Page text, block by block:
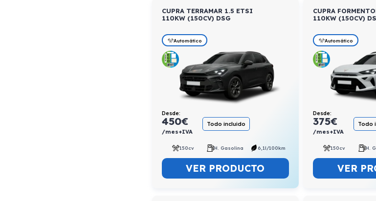
CUPRA TERRAMAR 1.5 ETSI
110KW (150CV) DSG
Automático
Desde:
450€
/mes+IVA
Todo incluido
150cv H. Gasolina 6,1l/100km
VER PRODUCTO
CUPRA
110KW (150CV)
Automático
Desde:
375€
/mes+IVA
Todo
150cv H.
VER